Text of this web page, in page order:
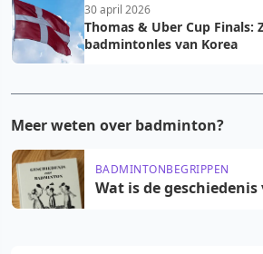
30 april 2026
Thomas & Uber Cup Finals:
badmintonles van Korea
Meer weten over badminton?
BADMINTONBEGRIPPEN
Wat is de